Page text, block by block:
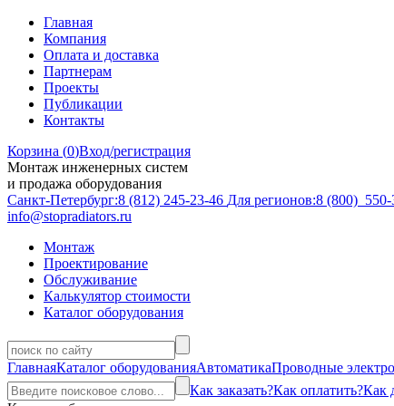
Главная
Компания
Оплата и доставка
Партнерам
Проекты
Публикации
Контакты
Корзина (0)Вход/регистрация
Монтаж инженерных систем
и продажа оборудования
Санкт-Петербург:8 (812) 245-23-46 Для регионов:8 (800)
info@stopradiators.ru
Монтаж
Проектирование
Обслуживание
Калькулятор стоимости
Каталог оборудования
ГлавнаяКаталог оборудованияАвтоматикаПроводные
Как заказать?Как оплатить?Как